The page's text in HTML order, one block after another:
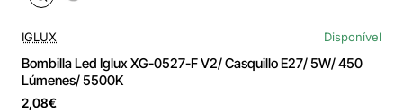
IGLUX Disponível
Bombilla Led Iglux XG-0527-F V2/ Casquillo E27/ 5W/ 450
Lúmenes/ 5500K
2,08€